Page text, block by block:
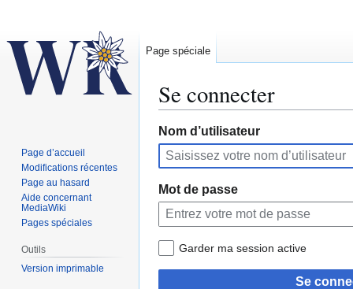
Se connecter
Aller
à
la
navigation
Aller
à
la
recherche
Nom d’utilisateur
Mot de passe
Garder ma session active
Se
Page spéciale
Page d’accueil
Modifications récentes
Page au hasard
Aide concernant
MediaWiki
Pages spéciales
Outils
Version imprimable